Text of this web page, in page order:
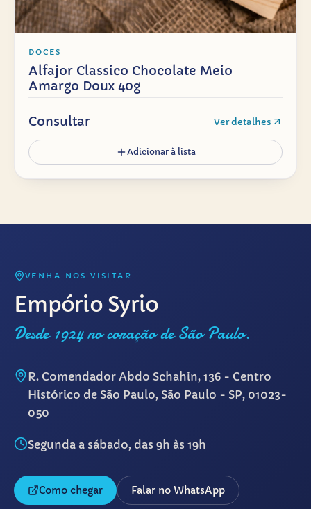
DOCES
Alfajor Classico Chocolate Meio
Amargo Doux 40g
Consultar Ver detalhes
Adicionar à lista
VENHA NOS VISITAR
Empório Syrio
Desde 1924 no coração de São Paulo.
R. Comendador Abdo Schahin, 136 - Centro
Histórico de São Paulo, São Paulo - SP, 01023-
050
Segunda a sábado, das 9h às 19h
Como chegar Falar no WhatsApp